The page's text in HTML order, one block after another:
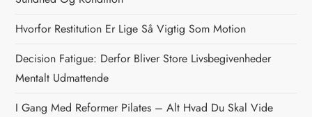
a
v
i
Hvorfor Restitution Er Lige Så Vigtig Som Motion
Decision Fatigue: Derfor Bliver Store Livsbegivenheder
Mentalt Udmattende
I Gang Med Reformer Pilates – Alt Hvad Du Skal Vide